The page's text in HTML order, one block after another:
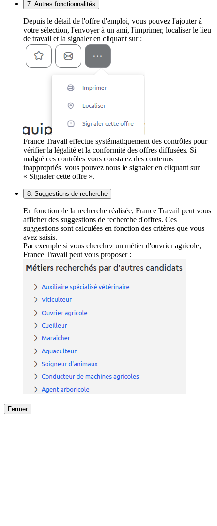
7. Autres fonctionnalités
Depuis le détail de l'offre d'emploi, vous pouvez l'ajouter à
votre sélection, l'envoyer à un ami, l'imprimer, localiser le lieu
de travail et la signaler en cliquant sur :
France Travail effectue systématiquement des contrôles pour
vérifier la légalité et la conformité des offres diffusées. Si
malgré ces contrôles vous constatez des contenus
inappropriés, vous pouvez nous le signaler en cliquant sur
« Signaler cette offre ».
8. Suggestions de recherche
En fonction de la recherche réalisée, France Travail peut vous
afficher des suggestions de recherche d'offres. Ces
suggestions sont calculées en fonction des critères que vous
avez saisis.
Par exemple si vous cherchez un métier d'ouvrier agricole,
France Travail peut vous proposer :
Fermer